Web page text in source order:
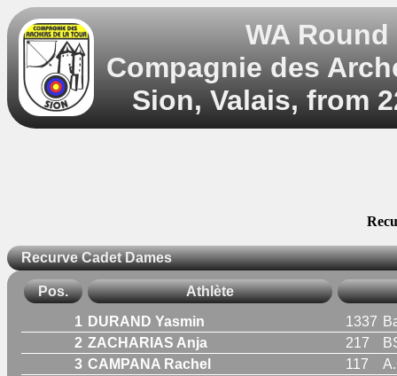
WA Round
Compagnie des
Sion, Valais, from
Recurve Cadet Dames
Pos. Athlète
1 DURAND Yasmin 1337
2 ZACHARIAS Anja 217
3 CAMPANA Rachel 117